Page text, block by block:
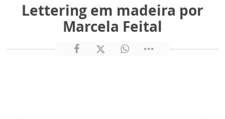
Lettering em madeira por
Marcela Feital